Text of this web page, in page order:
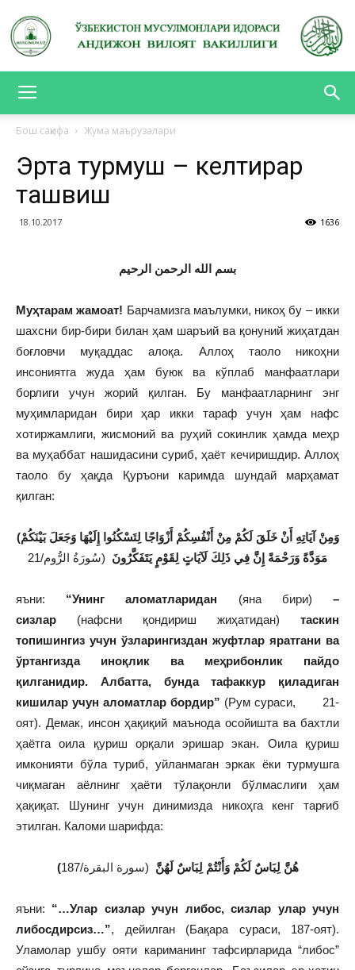
ВИЛОЯТ
Бош саҳифа Жума маърузалари
Эрта турмуш – келтирар
ташвиш
18.10.2017 1636
بسم الله الرحمن الرحيم
Муҳтарам жамоат! Барчамизга маълумки, никоҳ бу – икки
шахсни бир-бири билан ҳам шаръий ва қонуний жиҳатдан
боғловчи муқаддас алоқа. Аллоҳ таоло никоҳни
инсониятга жуда ҳам буюк ва кўплаб манфаатлари
борлиги учун жорий қилган. Бу манфаатларнинг энг
муҳимларидан бири ҳар икки тараф учун ҳам нафс
хотиржамлиги, жисмоний ва руҳий сокинлик ҳамда меҳр
ва муҳаббат нашидасини суриб, ҳаёт кечиришдир. Аллоҳ
таоло бу ҳақда Қуръони каримда шундай марҳамат
қилган:
(وَمِنْ آيَاتِهِ أَنْ خَلَقَ لَكُمْ مِنْ أَنْفُسِكُمْ أَزْوَاجًا لِتَسْكُنُوا إِلَيْهَا وَجَعَلَ بَيْنَكُمْ
مَوَدَّةً وَرَحْمَةً إِنَّ فِي ذَلِكَ لَآيَاتٍ لِقَوْمٍ يَتَفَكَّرُونَ (سُورَةُ الرُّوم/21
яъни: “Унинг аломатларидан (яна бири)–
сизлар (нафсни қондириш жиҳатидан) таскин
топишингиз учун ўзларингиздан жуфтлар яратгани ва
ўртангизда иноқлик ва меҳрибонлик пайдо
қилганидир. Албатта, бунда тафаккур қиладиган
кишилар учун аломатлар бордир” (Рум сураси, 21-
оят). Демак, инсон ҳақиқий маънода осойишта ва бахтли
ҳаётга оила қуриш орқали эришар экан. Оила қуриш
имконияти бўла туриб, уйланмаган эркак ёки турмушга
чиқмаган аёлнинг ҳаёти тўлақонли бўлмаслиги ҳам
ҳақиқат. Шунинг учун динимизда никоҳга кенг тарғиб
этилган. Каломи шарифда:
(هُنَّ لِبَاسٌ لَكُمْ وَأَنْتُمْ لِبَاسٌ لَهُنَّ (سورة البقرة/187
яъни: “…Улар сизлар учун либос, сизлар улар учун
либосдирсиз…”, дейилган (Бақара сураси, 187-оят).
Уламолар ушбу ояти кариманинг тафсирларида “либос”